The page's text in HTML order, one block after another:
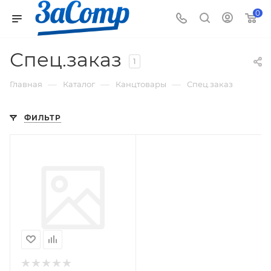
0
Спец.заказ 1
Главная — Каталог — Канцтовары — Спец.заказ
ФИЛЬТР